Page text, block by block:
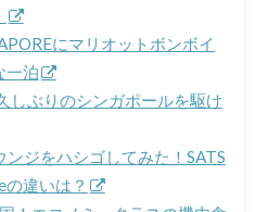
にマリオットボンボイ
一泊
しぶりのシンガポールを駆け
ンジをハシゴしてみた！SATS
違いは？